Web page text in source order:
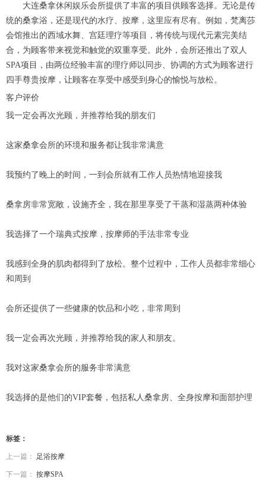
大连桑拿休闲娱乐会所提供了丰富的项目供顾客选择。无论是传
统的桑拿浴，还是现代的水疗、按摩，这里应有尽有。例如，梵离莎
会馆推出的西域水舞、宫廷理疗等项目，将传统与现代元素完美结
合，为顾客带来视觉和触觉的双重享受。此外，会所还推出了双人
SPA项目，由两位经验丰富的理疗师以同步、协调的方式为顾客进行
四手尊贵按摩，让顾客在享受中感受到身心的愉悦与放松。
客户评价
我一定会再次光顾，并推荐给我的朋友们
这家桑拿会所的环境和服务都让我非常满意
我预约了晚上的时间，一到会所就有工作人员热情地迎接我
桑拿房非常宽敞，设施齐全，我在那里享受了干蒸和湿蒸两种体验
我选择了一个瑞典式按摩，按摩师的手法非常专业
我感到全身的肌肉都得到了放松。整个过程中，工作人员都非常细心
和周到
会所还提供了一些健康的饮品和小吃，非常周到
我一定会再次光顾，并推荐给我的家人和朋友。
我对这家桑拿会所的服务非常满意
我选择的是他们的VIP套餐，包括私人桑拿房、全身按摩和面部护理
标签：
上一篇： 足浴按摩
下一篇： 按摩SPA